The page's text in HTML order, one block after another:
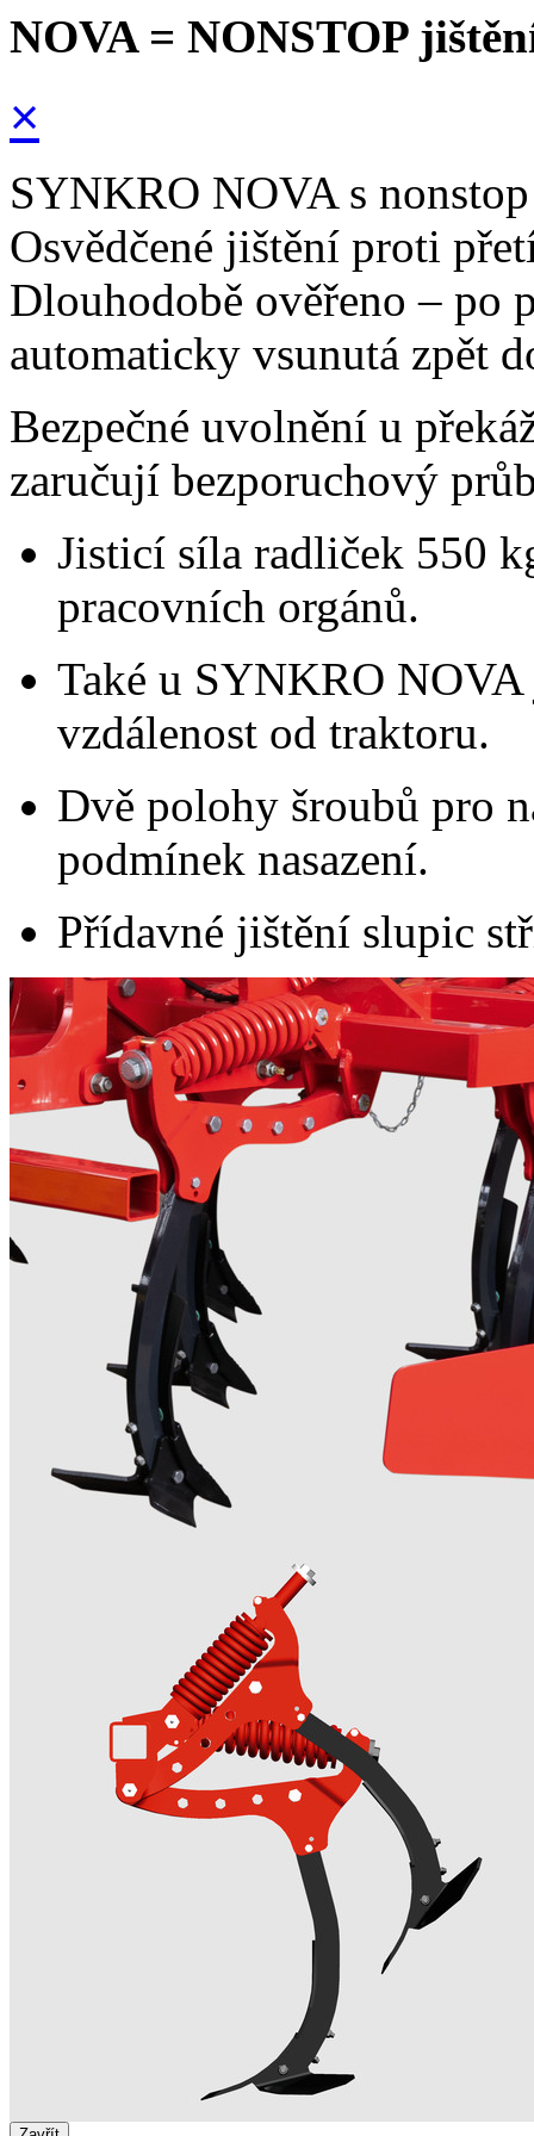
NOVA = NONSTOP
×
SYNKRO NOVA s
Osvědčené jištění proti
Dlouhodobě ověřeno – po
automaticky vsunutá zpět
Bezpečné uvolnění u
zaručují bezporuchový
Jisticí síla radliček 550
pracovních orgánů.
Také u SYNKRO
vzdálenost od traktoru.
Dvě polohy šroubů pro
podmínek nasazení.
Přídavné jištění slupic